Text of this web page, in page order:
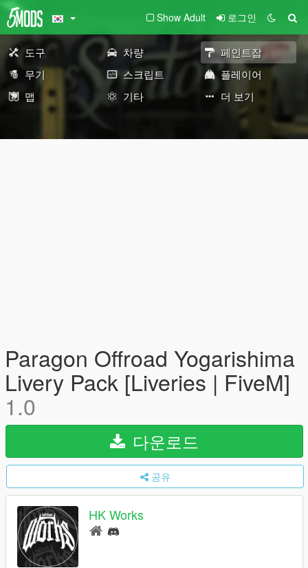
Show Adult 로그인
도구 차량
페인트잡
무기
스크립트
플레이어
맵
기타 더 보기
Paragon Offroad Yogarishima
Livery Pack [Liveries | FiveM]
1.0
다운로드
공유
HK Works